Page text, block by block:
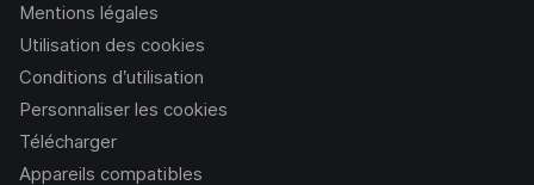
Mentions légales
Utilisation des cookies
Conditions d’utilisation
Personnaliser les cookies
Télécharger
Appareils compatibles